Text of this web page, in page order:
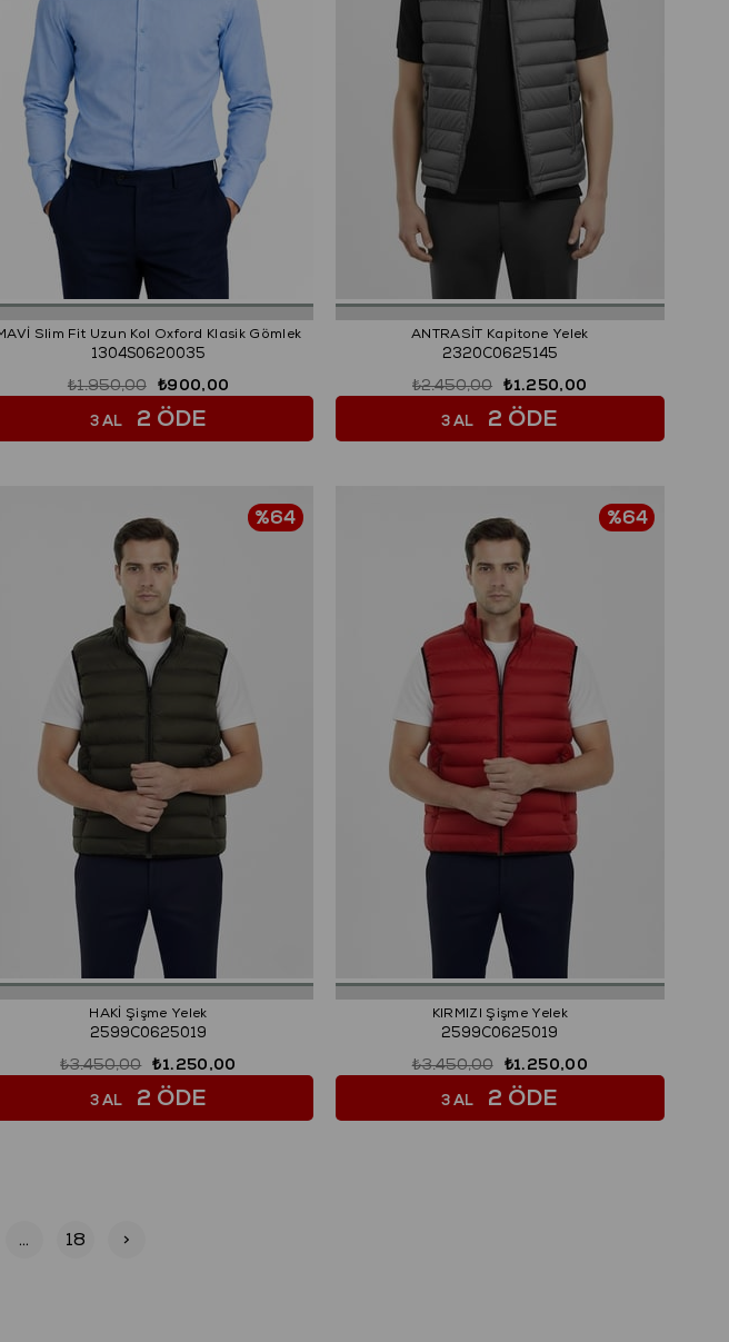
Slim Fit Uzun Kol Oxford Klasik Gömlek
1304S0620035
₺900,00
₺1.950,00
3 AL 2 ÖDE
ANTRASİT Kapitone Yelek
2320C0625145
₺1.250,00
₺2.450,00
3 AL 2 ÖDE
HAKİ Şişme Yelek
2599C0625019
₺1.250,00
₺3.450,00
%64
3 AL 2 ÖDE
KIRMIZI Şişme Yelek
2599C0625019
₺1.250,00
₺3.450,00
%64
3 AL 2 ÖDE
... 18 >